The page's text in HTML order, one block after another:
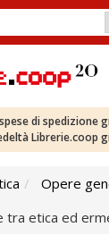
di spedizione
Librerie.coop
Opere
tra etica ed